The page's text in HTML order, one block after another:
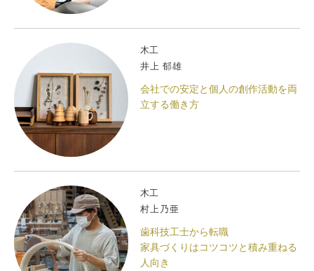
木工
井上 郁雄
会社での安定と個人の創作活動を両
立する働き方
木工
村上乃亜
歯科技工士から転職
家具づくりはコツコツと積み重ねる
人向き